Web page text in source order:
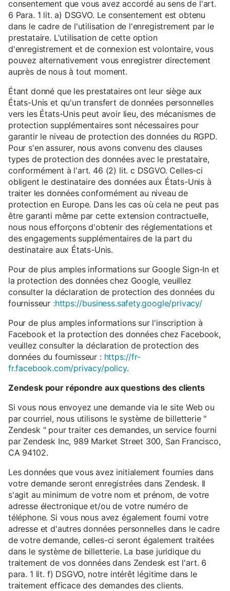
consentement que vous avez accordé au sens de l'art.
6 Para. 1 lit. a) DSGVO. Le consentement est obtenu
dans le cadre de l'utilisation de l'enregistrement par le
prestataire. L'utilisation de cette option
d'enregistrement et de connexion est volontaire, vous
pouvez alternativement vous enregistrer directement
auprès de nous à tout moment.
Étant donné que les prestataires ont leur siège aux
États-Unis et qu'un transfert de données personnelles
vers les États-Unis peut avoir lieu, des mécanismes de
protection supplémentaires sont nécessaires pour
garantir le niveau de protection des données du RGPD.
Pour s'en assurer, nous avons convenu des clauses
types de protection des données avec le prestataire,
conformément à l'art. 46 (2) lit. c DSGVO. Celles-ci
obligent le destinataire des données aux États-Unis à
traiter les données conformément au niveau de
protection en Europe. Dans les cas où cela ne peut pas
être garanti même par cette extension contractuelle,
nous nous efforçons d'obtenir des réglementations et
des engagements supplémentaires de la part du
destinataire aux États-Unis.
Pour de plus amples informations sur Google Sign-In et
la protection des données chez Google, veuillez
consulter la déclaration de protection des données du
fournisseur :https://business.safety.google/privacy/
Pour de plus amples informations sur l'inscription à
Facebook et la protection des données chez Facebook,
veuillez consulter la déclaration de protection des
données du fournisseur : https://fr-
fr.facebook.com/privacy/policy.
Zendesk pour répondre aux questions des clients
Si vous nous envoyez une demande via le site Web ou
par courriel, nous utilisons le système de billetterie "
Zendesk " pour traiter ces demandes, un service fourni
par Zendesk Inc, 989 Market Street 300, San Francisco,
CA 94102.
Les données que vous avez initialement fournies dans
votre demande seront enregistrées dans Zendesk. Il
s'agit au minimum de votre nom et prénom, de votre
adresse électronique et/ou de votre numéro de
téléphone. Si vous nous avez également fourni votre
adresse et d'autres données personnelles dans le cadre
de votre demande, celles-ci seront également traitées
dans le système de billetterie. La base juridique du
traitement de vos données dans Zendesk est l'art. 6
para. 1 lit. f) DSGVO, notre intérêt légitime dans le
traitement efficace des demandes des clients.